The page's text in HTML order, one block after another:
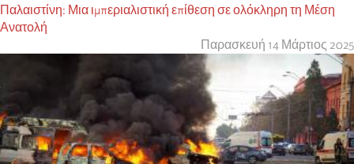
Παλαιστίνη: Μια ιμπεριαλιστική επίθεση σε ολόκληρη τη Μέση
Ανατολή
Παρασκευή 14 Μάρτιος 2025